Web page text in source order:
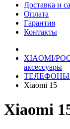
Доставка и
Оплата
Гарантия
Контакты
XIAOMI/
аксессуары
ТЕЛЕФОНЫ
Xiaomi 15
Xiaomi